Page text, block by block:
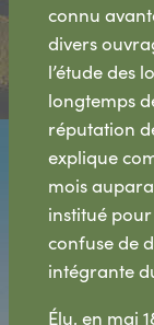
connu
divers
l’étude des
longtemps
réputation
explique
mois
institué
confuse de
intégrante
Élu, en mai